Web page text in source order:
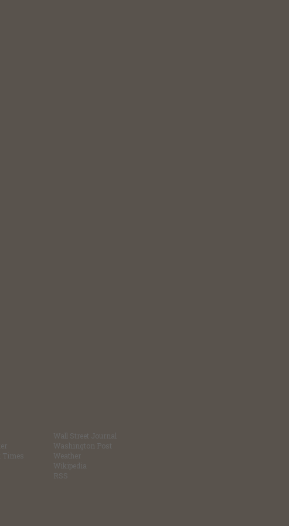
Times
Wall Street Journal
Washington Post
Weather
Wikipedia
RSS